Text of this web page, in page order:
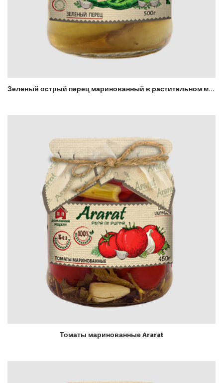
Зеленый острый перец маринованный в растительном масле Ararat
Томаты маринованные Ararat